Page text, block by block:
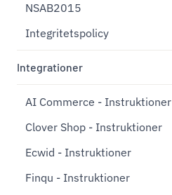
NSAB2015
Integritetspolicy
Integrationer
AI Commerce - Instruktioner
Clover Shop - Instruktioner
Ecwid - Instruktioner
Finqu - Instruktioner